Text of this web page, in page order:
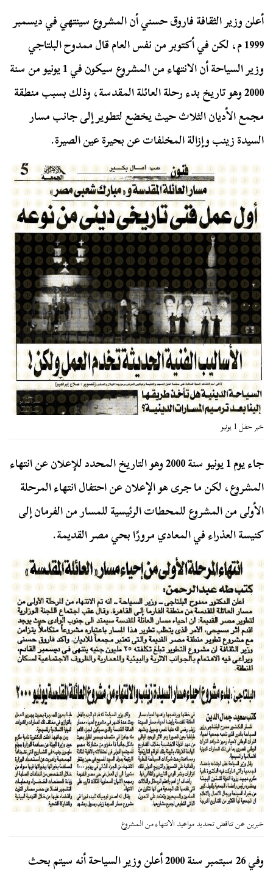
أعلن وزير الثقافة فاروق حسني أن المشروع سينتهي في ديسمبر
1999 م، لكن في أكتوبر من نفس العام قال ممدوح البلتاجي
وزير السياحة أن الانتهاء من المشروع سيكون في 1 يونيو من سنة
2000 وهو تاريخ بدء رحلة العائلة المقدسة، وذلك بسبب منطقة
مجمع الأديان الثلاث حيث يخضع لتطوير إلى جانب مسار
السيدة زينب وإزالة المخلفات عن بحيرة عين الصيرة.
خبر حفل 1 يونيو
جاء يوم 1 يونيو سنة 2000 وهو التاريخ المحدد للإعلان عن انتهاء
المشروع، لكن ما جرى هو الإعلان عن احتفال انتهاء المرحلة
الأولى من المشروع للمحطات الرئيسية للمسار من الفرمان إلى
كنيسة العذراء في المعادي مرورًا بحي مصر القديمة.
خبرين عن تناقض تحديد مواعيد الانتهاء من المشروع
وفي 26 سبتمبر سنة 2000 أعلن وزير السياحة أنه سيتم بحث